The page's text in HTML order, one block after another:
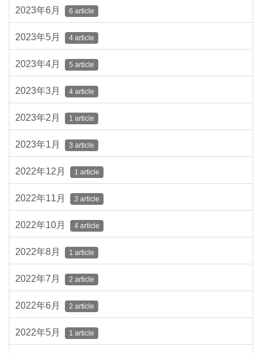
2023年6月 6 article
2023年5月 4 article
2023年4月 5 article
2023年3月 4 article
2023年2月 1 article
2023年1月 3 article
2022年12月 1 article
2022年11月 3 article
2022年10月 4 article
2022年8月 1 article
2022年7月 2 article
2022年6月 2 article
2022年5月 1 article